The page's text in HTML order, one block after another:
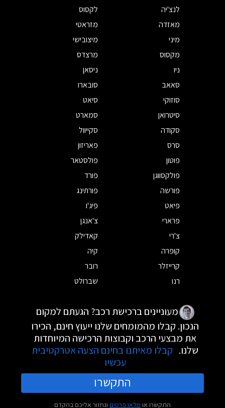
לנצ'יה
לקסוס
מאזדה
מזראטי
מיני
מיצובישי
מקסוס
מרצדס
ניו
ניסאן
סאאב
סובארו
סוזוקי
סיאט
סיטרואן
סמארט
סקודה
סקייוול
סרס
פאריזון
פוטון
פולסטאר
פולקסווגן
פורד
פורשה
פורתינג
פיאט
פיג'ו
פרארי
צ'אנגן
צ'רי
קאדילק
קופרה
קיה
קרייזלר
רובר
רנו
שברולט
מעוניינים ברכישת רכב? הגעתם למקום
הנכון. קבלו מהמומחים שלנו ייעוץ חינם, הכירו
את מבצעי הרכב וקבוצות הרכישה המיוחדות
שלנו. קבלו מאיתנו בחינם הצעה אטרקטיבית
עכשיו
התקשרו
התקשרו או מלאו פרטים ונחזור אליכם בהקדם